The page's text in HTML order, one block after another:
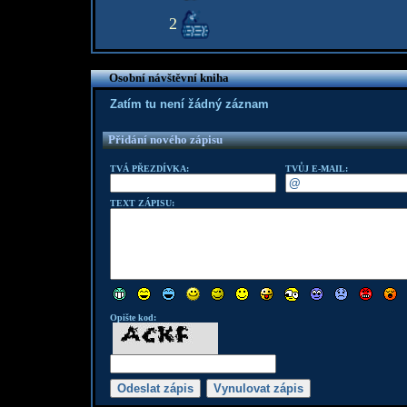
2
Osobní návštěvní kniha
Zatím tu není žádný záznam
Přidání nového zápisu
TVÁ PŘEZDÍVKA: TVŮJ E-MAIL:
TEXT ZÁPISU:
Opište kod: